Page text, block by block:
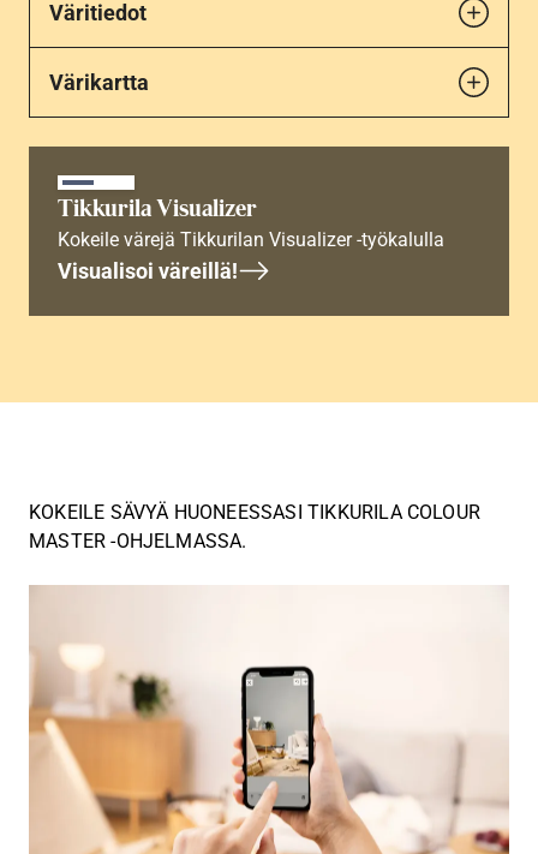
Väritiedot
Värikartta
Tikkurila Visualizer
Kokeile värejä Tikkurilan Visualizer -työkalulla
Visualisoi väreillä!
KOKEILE SÄVYÄ HUONEESSASI TIKKURILA COLOUR
MASTER -OHJELMASSA.